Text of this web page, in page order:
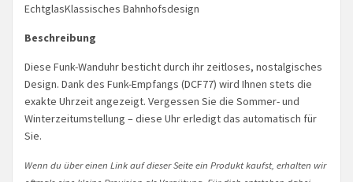
EchtglasKlassisches Bahnhofsdesign
Beschreibung
Diese Funk-Wanduhr besticht durch ihr zeitloses, nostalgisches
Design. Dank des Funk-Empfangs (DCF77) wird Ihnen stets die
exakte Uhrzeit angezeigt. Vergessen Sie die Sommer- und
Winterzeitumstellung – diese Uhr erledigt das automatisch für
Sie.
Wenn du über einen Link auf dieser Seite ein Produkt kaufst, erhalten wir